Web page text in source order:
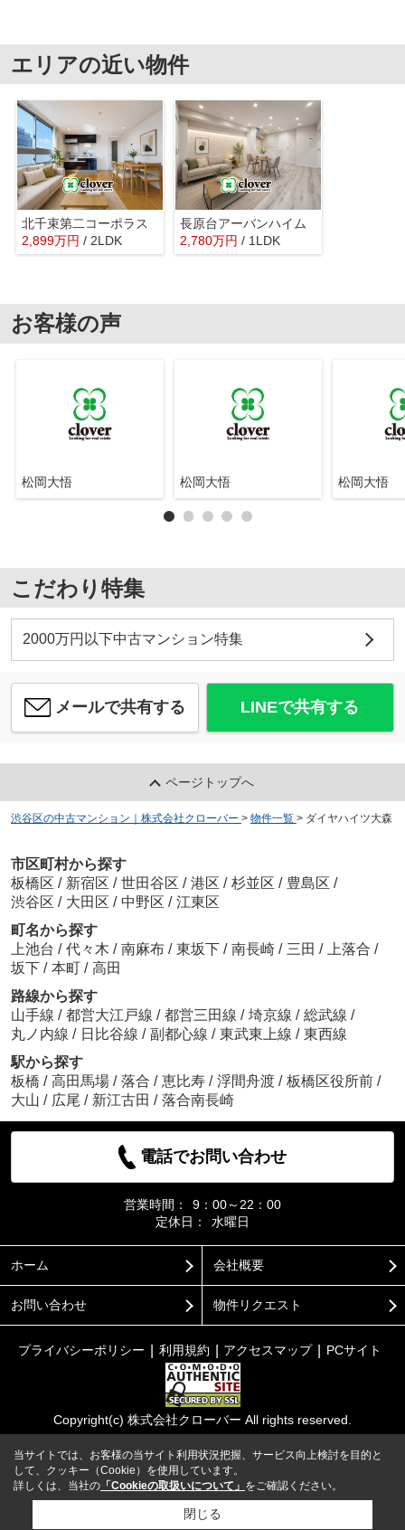
エリアの近い物件
北千束第二コーポラス
2,899万円 / 2LDK
長原台アーバンハイム
2,780万円 / 1LDK
お客様の声
松岡大悟 松岡大悟 松岡大悟
こだわり特集
2000万円以下中古マンション特集
メールで共有する LINEで共有する
ページトップへ
渋谷区の中古マンション｜株式会社クローバー > 物件一覧 > ダイヤハイツ大森
市区町村から探す
板橋区 / 新宿区 / 世田谷区 / 港区 / 杉並区 / 豊島区 /
渋谷区 / 大田区 / 中野区 / 江東区
町名から探す
上池台 / 代々木 / 南麻布 / 東坂下 / 南長崎 / 三田 / 上落合 /
坂下 / 本町 / 高田
路線から探す
山手線 / 都営大江戸線 / 都営三田線 / 埼京線 / 総武線 /
丸ノ内線 / 日比谷線 / 副都心線 / 東武東上線 / 東西線
駅から探す
板橋 / 高田馬場 / 落合 / 恵比寿 / 浮間舟渡 / 板橋区役所前 /
大山 / 広尾 / 新江古田 / 落合南長崎
電話でお問い合わせ
営業時間：
9：00～22：00
定休日：
水曜日
ホーム 会社概要
お問い合わせ 物件リクエスト
プライバシーポリシー 利用規約 アクセスマップ PCサイト
Copyright(c) 株式会社クローバー All rights reserved.
当サイトでは、お客様の当サイト利用状況把握、サービス向上検討を目的と
して、クッキー（Cookie）を使用しています。
詳しくは、当社の 「Cookieの取扱いについて」 をご確認ください。
閉じる